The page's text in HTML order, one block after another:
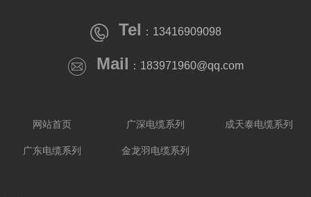
Tel ：13416909098
Mail ：183971960@qq.com
网站首页 广深电缆系列 成天泰电缆系列
广东电缆系列 金龙羽电缆系列